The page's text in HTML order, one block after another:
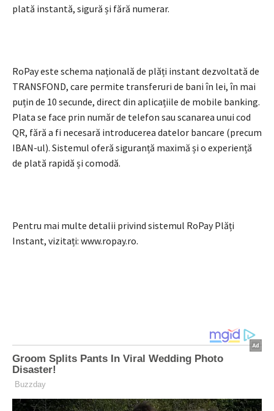
plată instantă, sigură și fără numerar.
RoPay este schema națională de plăți instant dezvoltată de
TRANSFOND, care permite transferuri de bani în lei, în mai
puțin de 10 secunde, direct din aplicațiile de mobile banking.
Plata se face prin număr de telefon sau scanarea unui cod
QR, fără a fi necesară introducerea datelor bancare (precum
IBAN-ul). Sistemul oferă siguranță maximă și o experiență
de plată rapidă și comodă.
Pentru mai multe detalii privind sistemul RoPay Plăți
Instant, vizitați: www.ropay.ro.